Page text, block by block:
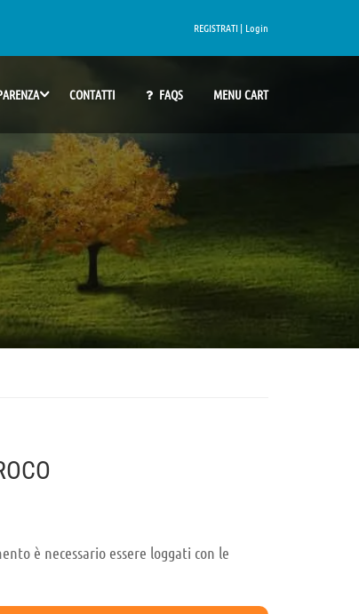
REGISTRATI | Login
CONTATTI FAQS MENU CART
è necessario essere loggati con le